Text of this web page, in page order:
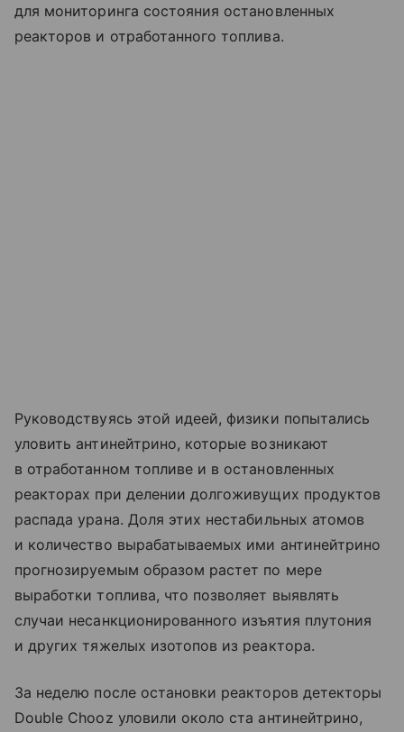
для мониторинга состояния остановленных
реакторов и отработанного топлива.
Руководствуясь этой идеей, физики попытались
уловить антинейтрино, которые возникают
в отработанном топливе и в остановленных
реакторах при делении долгоживущих продуктов
распада урана. Доля этих нестабильных атомов
и количество вырабатываемых ими антинейтрино
прогнозируемым образом растет по мере
выработки топлива, что позволяет выявлять
случаи несанкционированного изъятия плутония
и других тяжелых изотопов из реактора.
За неделю после остановки реакторов детекторы
Double Chooz уловили около ста антинейтрино,